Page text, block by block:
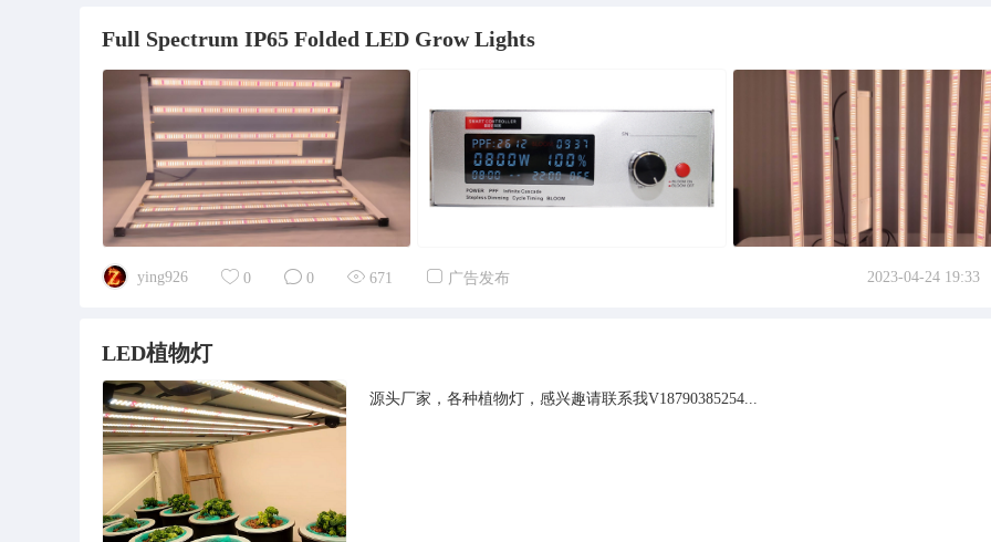
Full Spectrum IP65 Folded LED Grow Lights
ying926 0 0 671 广告发布 2023-04-24 19:33
LED植物灯
源头厂家，各种植物灯，感兴趣请联系我V18790385254...